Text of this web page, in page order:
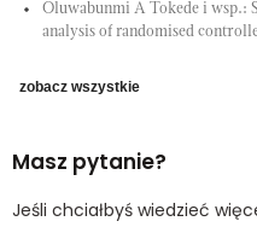
Oluwabunmi A Tokede i wsp.:
analysis of randomised
zobacz wszystkie
Masz pytanie?
Jeśli chciałbyś wiedzieć